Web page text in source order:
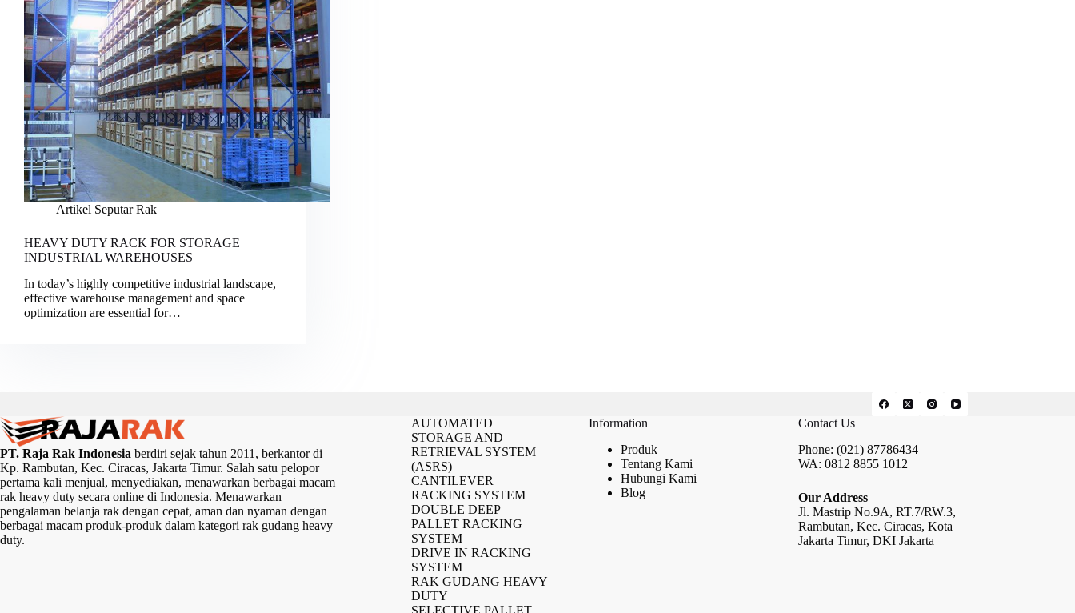
Artikel Seputar Rak
HEAVY DUTY RACK FOR STORAGE
INDUSTRIAL WAREHOUSES
In today’s highly competitive industrial landscape,
effective warehouse management and space
optimization are essential for…
PT. Raja Rak Indonesia berdiri sejak tahun 2011, berkantor di
Kp. Rambutan, Kec. Ciracas, Jakarta Timur. Salah satu pelopor
pertama kali menjual, menyediakan, menawarkan berbagai macam
rak heavy duty secara online di Indonesia. Menawarkan
pengalaman belanja rak dengan cepat, aman dan nyaman dengan
berbagai macam produk-produk dalam kategori rak gudang heavy
duty.
AUTOMATED
STORAGE AND
RETRIEVAL SYSTEM
(ASRS)
CANTILEVER
RACKING SYSTEM
DOUBLE DEEP
PALLET RACKING
SYSTEM
DRIVE IN RACKING
SYSTEM
RAK GUDANG HEAVY
DUTY
SELECTIVE PALLET
Information
Produk
Tentang Kami
Hubungi Kami
Blog
Contact Us
Phone: (021) 87786434
WA: 0812 8855 1012
Our Address
Jl. Mastrip No.9A, RT.7/RW.3,
Rambutan, Kec. Ciracas, Kota
Jakarta Timur, DKI Jakarta